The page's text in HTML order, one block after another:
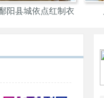
阳县城依点红制衣